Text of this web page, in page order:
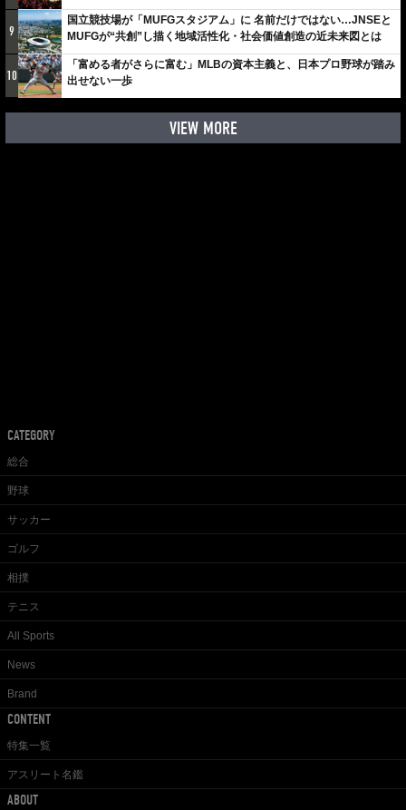
9
国立競技場が「MUFGスタジアム」に 名前だけではない…JNSEと
MUFGが“共創”し描く地域活性化・社会価値創造の近未来図とは
10
「富める者がさらに富む」MLBの資本主義と、日本プロ野球が踏み
出せない一歩
VIEW MORE
CATEGORY
総合
野球
サッカー
ゴルフ
相撲
テニス
All Sports
News
Brand
CONTENT
特集一覧
アスリート名鑑
ABOUT